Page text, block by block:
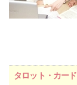
タロット・カー